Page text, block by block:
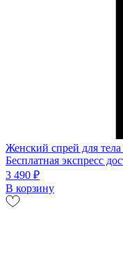
Женский спрей для
Бесплатная экспресс
3 490 ₽
В корзину